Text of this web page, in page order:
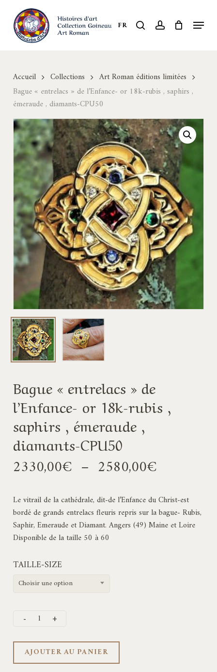
main
content
FR search account Menu
Accueil Collections
Art Roman éditions limitées
Bague « entrelacs » de l’Enfance- or 18k-rubis , saphirs ,
émeraude , diamants-CPU50
Bague « entrelacs » de
l’Enfance- or 18k-rubis ,
saphirs , émeraude ,
diamants-CPU50
2330,00€ – 2580,00€Plage
prix :
2330,00€
à
Le vitrail de la cathédrale, dit-de l’Enfance du Christ-est
bordé de grands entrelacs fleuris repris sur la bague- Rubis,
Saphir, Emeraude et Diamant. Angers (49) Maine et Loire
Disponible de la taille 50 à 60
TAILLE-SIZE
Choisir une option
AJOUTER AU PANIER
Close